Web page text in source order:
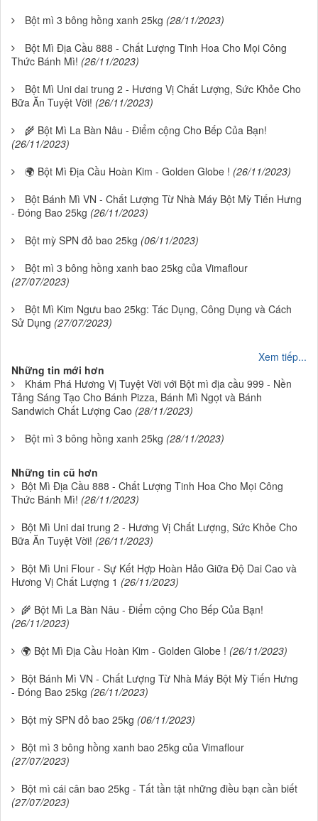
Bột mì 3 bông hồng xanh 25kg (28/11/2023)
Bột Mì Địa Cầu 888 - Chất Lượng Tinh Hoa Cho Mọi Công
Thức Bánh Mì! (26/11/2023)
Bột Mì Uni dai trung 2 - Hương Vị Chất Lượng, Sức Khỏe Cho
Bữa Ăn Tuyệt Vời! (26/11/2023)
🌾 Bột Mì La Bàn Nâu - Điểm cộng Cho Bếp Của Bạn!
(26/11/2023)
🌍 Bột Mì Địa Cầu Hoàn Kim - Golden Globe ! (26/11/2023)
Bột Bánh Mì VN - Chất Lượng Từ Nhà Máy Bột Mỳ Tiến Hưng
- Đóng Bao 25kg (26/11/2023)
Bột mỳ SPN đỏ bao 25kg (06/11/2023)
Bột mì 3 bông hồng xanh bao 25kg của Vimaflour
(27/07/2023)
Bột Mì Kim Ngưu bao 25kg: Tác Dụng, Công Dụng và Cách
Sử Dụng (27/07/2023)
Xem tiếp...
Những tin mới hơn
Khám Phá Hương Vị Tuyệt Vời với Bột mì địa cầu 999 - Nền
Tảng Sáng Tạo Cho Bánh Pizza, Bánh Mì Ngọt và Bánh
Sandwich Chất Lượng Cao (28/11/2023)
Bột mì 3 bông hồng xanh 25kg (28/11/2023)
Những tin cũ hơn
Bột Mì Địa Cầu 888 - Chất Lượng Tinh Hoa Cho Mọi Công
Thức Bánh Mì! (26/11/2023)
Bột Mì Uni dai trung 2 - Hương Vị Chất Lượng, Sức Khỏe Cho
Bữa Ăn Tuyệt Vời! (26/11/2023)
Bột Mì Uni Flour - Sự Kết Hợp Hoàn Hảo Giữa Độ Dai Cao và
Hương Vị Chất Lượng 1 (26/11/2023)
🌾 Bột Mì La Bàn Nâu - Điểm cộng Cho Bếp Của Bạn!
(26/11/2023)
🌍 Bột Mì Địa Cầu Hoàn Kim - Golden Globe ! (26/11/2023)
Bột Bánh Mì VN - Chất Lượng Từ Nhà Máy Bột Mỳ Tiến Hưng
- Đóng Bao 25kg (26/11/2023)
Bột mỳ SPN đỏ bao 25kg (06/11/2023)
Bột mì 3 bông hồng xanh bao 25kg của Vimaflour
(27/07/2023)
Bột mì cái cân bao 25kg - Tất tần tật những điều bạn cần biết
(27/07/2023)